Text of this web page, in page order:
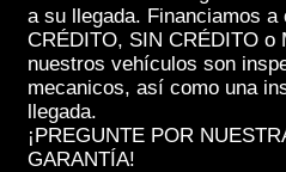
a su llegada. Financiamos a
CRÉDITO, SIN CRÉDITO o
nuestros vehículos son
mecanicos, así como una
llegada.
¡PREGUNTE POR
GARANTÍA!